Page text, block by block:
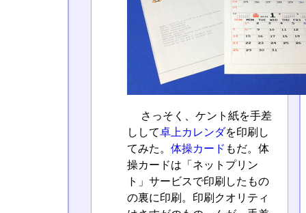
さっそく、ケント紙を手差
しして卓上カレンダを印刷し
てみた。 体操カード もだ。体
操カードは「ネットプリン
ト」サービスで印刷したもの
の裏に印刷。印刷クオリティ